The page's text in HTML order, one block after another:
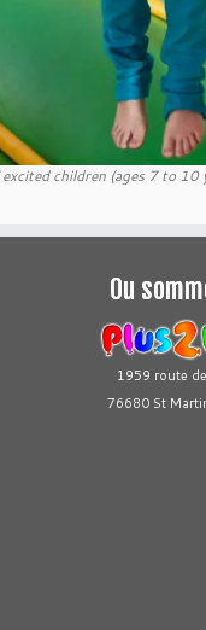
children (ages 7 to 10
Ou
1959 route
76680 St